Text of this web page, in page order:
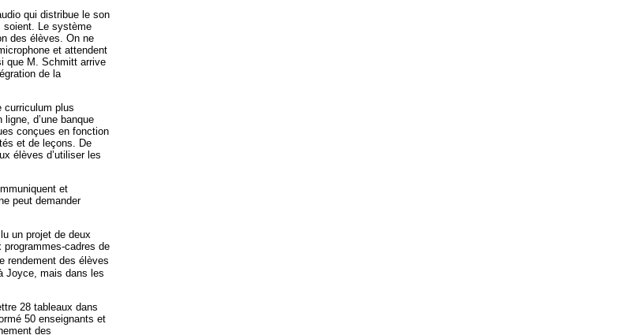
qui distribue le son
soient. Le système
des élèves. On ne
et attendent
que M. Schmitt arrive
de la
curriculum plus
d’une banque
conçues en fonction
et de leçons. De
élèves d’utiliser les
et
peut demander
un projet de deux
cadres de
rendement des élèves
Joyce, mais dans les
28 tableaux dans
50 enseignants et
des